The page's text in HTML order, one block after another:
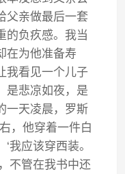
父亲做最后一套
的负疚感。我当
在为他准备寿
我看见一个儿子
是悲凉如夜，是
一天凌晨，罗斯
，他穿着一件白
我应该穿西装。
不管在我书中还